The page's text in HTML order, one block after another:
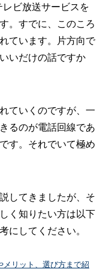
ビ放送サービスを
。すでに、このころ
ています。片方向で
いだけの話ですか
ていくのですが、一
るのが電話回線であ
す。それでいて極め
してきましたが、そ
く知りたい方は以下
にしてください。
メリット、選び方まで紹